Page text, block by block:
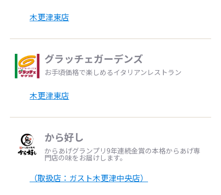
木更津東店
グラッチェガーデンズ
お手頃価格で楽しめるイタリアンレストラン
木更津東店
から好し
からあげグランプリ9年連続金賞の本格からあげ専
門店の味をお届けします。
（取扱店：ガスト木更津中央店）